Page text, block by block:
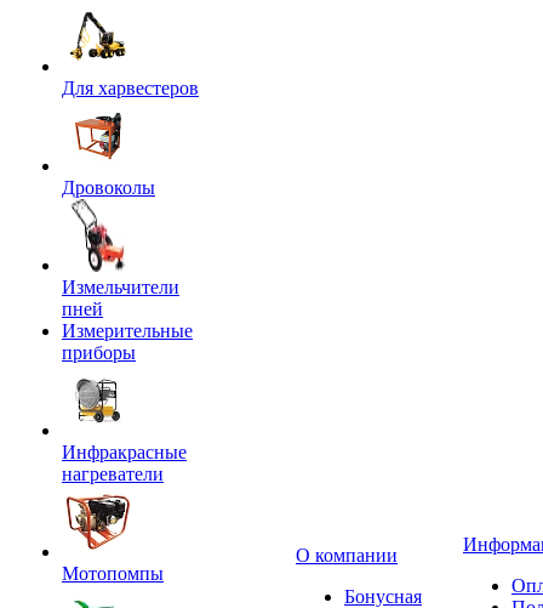
Для харвестеров
Дровоколы
Измельчители
пней
Измерительные
приборы
Инфракрасные
нагреватели
Мотопомпы
О компании
Бонусная